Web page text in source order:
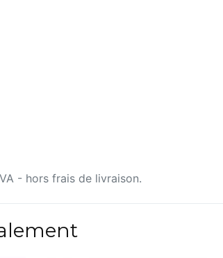
- hors frais de livraison.